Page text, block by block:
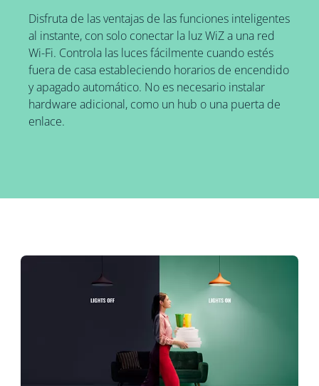
Disfruta de las ventajas de las funciones inteligentes
al instante, con solo conectar la luz WiZ a una red
Wi-Fi. Controla las luces fácilmente cuando estés
fuera de casa estableciendo horarios de encendido
y apagado automático. No es necesario instalar
hardware adicional, como un hub o una puerta de
enlace.